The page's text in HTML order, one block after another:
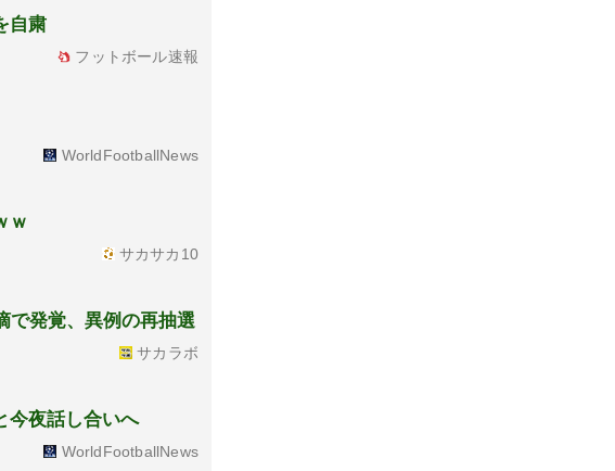
自粛
フットボール速報
WorldFootballNews
ｗ
サカサカ10
で発覚、異例の再抽選
サカラボ
今夜話し合いへ
WorldFootballNews